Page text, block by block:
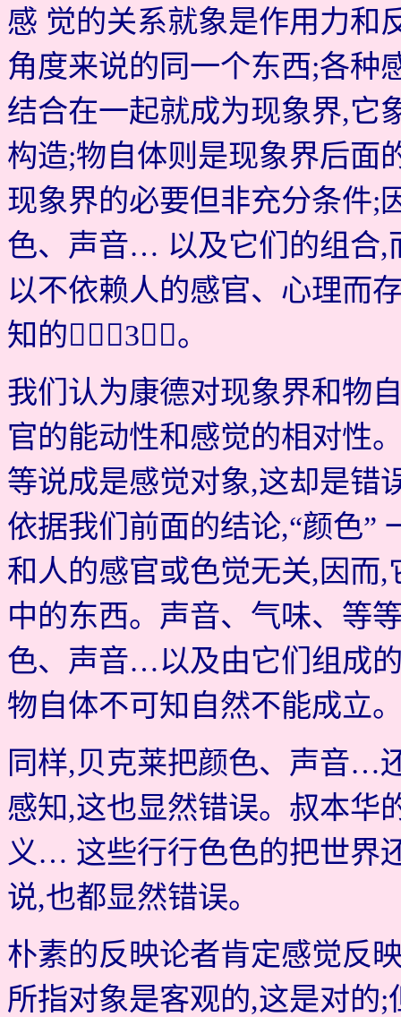
感 觉的关系就象是作用力和
角度来说的同一个东西;各种
结合在一起就成为现象界,它
构造;物自体则是现象界后面
现象界的必要但非充分条件;
色、声音… 以及它们的组合,
以不依赖人的感官、心理而
知的［3］。
我们认为康德对现象界和物
官的能动性和感觉的相对性
等说成是感觉对象,这却是错
依据我们前面的结论,“颜色”
和人的感官或色觉无关,因而
中的东西。声音、气味、等
色、声音…以及由它们组成
物自体不可知自然不能成立
同样,贝克莱把颜色、声音…
感知,这也显然错误。叔本华
义… 这些行行色色的把世界
说,也都显然错误。
朴素的反映论者肯定感觉反
所指对象是客观的,这是对的